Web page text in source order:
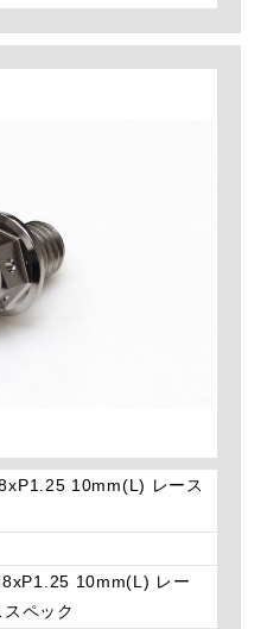
10mm(L) レース
10mm(L) レー
スペック